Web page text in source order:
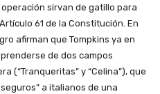
sirvan de gatillo para
61 de la Constitución. En
afirman que Tompkins ya en
de dos campos
(“Tranqueritas” y “Celina”), que
a italianos de una